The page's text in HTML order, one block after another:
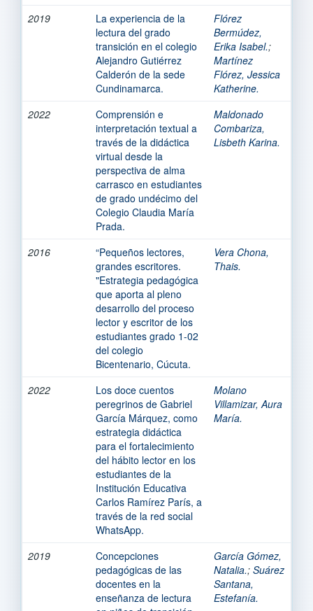
2019
La experiencia de la
lectura del grado
transición en el colegio
Alejandro Gutiérrez
Calderón de la sede
Cundinamarca.
Flórez
Bermúdez,
Erika Isabel.;
Martínez
Flórez, Jessica
Katherine.
2022
Comprensión e
interpretación textual a
través de la didáctica
virtual desde la
perspectiva de alma
carrasco en estudiantes
de grado undécimo del
Colegio Claudia María
Prada.
Maldonado
Combariza,
Lisbeth Karina.
2016
“Pequeños lectores,
grandes escritores.
"Estrategia pedagógica
que aporta al pleno
desarrollo del proceso
lector y escritor de los
estudiantes grado 1-02
del colegio
Bicentenario, Cúcuta.
Vera Chona,
Thais.
2022
Los doce cuentos
peregrinos de Gabriel
García Márquez, como
estrategia didáctica
para el fortalecimiento
del hábito lector en los
estudiantes de la
Institución Educativa
Carlos Ramírez París, a
través de la red social
WhatsApp.
Molano
Villamizar, Aura
María.
2019
Concepciones
pedagógicas de las
docentes en la
enseñanza de lectura
García Gómez,
Natalia.; Suárez
Santana,
Estefanía.